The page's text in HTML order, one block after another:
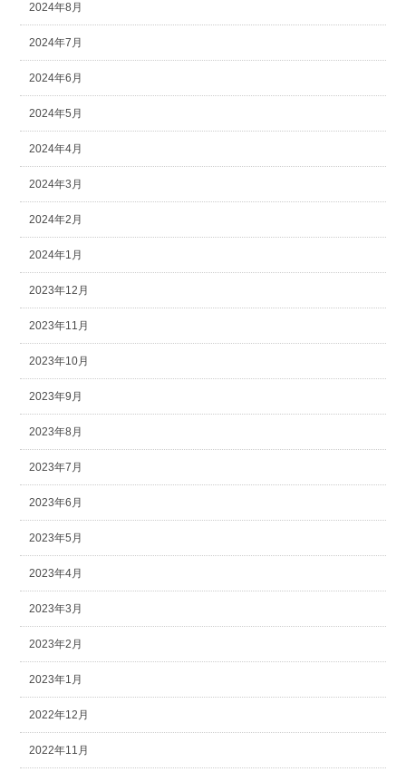
2024年8月
2024年7月
2024年6月
2024年5月
2024年4月
2024年3月
2024年2月
2024年1月
2023年12月
2023年11月
2023年10月
2023年9月
2023年8月
2023年7月
2023年6月
2023年5月
2023年4月
2023年3月
2023年2月
2023年1月
2022年12月
2022年11月